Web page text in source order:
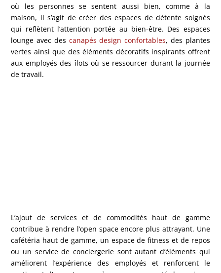
où les personnes se sentent aussi bien, comme à la
maison, il s’agit de créer des espaces de détente soignés
qui reflètent l’attention portée au bien-être. Des espaces
lounge avec des canapés design confortables, des plantes
vertes ainsi que des éléments décoratifs inspirants offrent
aux employés des îlots où se ressourcer durant la journée
de travail.
L’ajout de services et de commodités haut de gamme
contribue à rendre l’open space encore plus attrayant. Une
cafétéria haut de gamme, un espace de fitness et de repos
ou un service de conciergerie sont autant d’éléments qui
améliorent l’expérience des employés et renforcent le